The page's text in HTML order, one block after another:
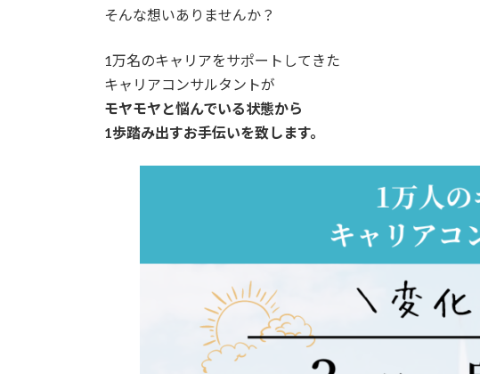
そんな想いありませんか？
1万名のキャリアをサポートしてきた
キャリアコンサルタントが
モヤモヤと悩んでいる状態から
1歩踏み出すお手伝いを致します。